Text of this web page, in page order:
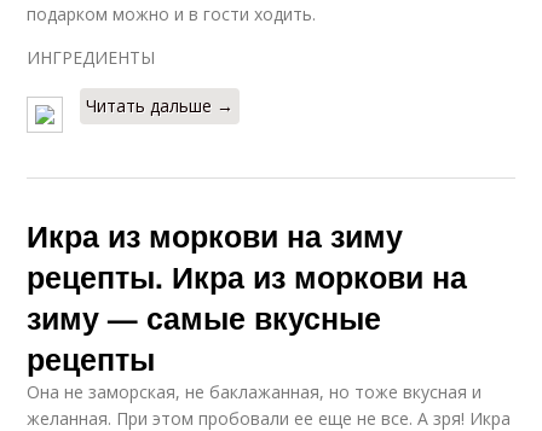
подарком можно и в гости ходить.
ИНГРЕДИЕНТЫ
Читать дальше →
Икра из моркови на зиму
рецепты. Икра из моркови на
зиму — самые вкусные
рецепты
Она не заморская, не баклажанная, но тоже вкусная и
желанная. При этом пробовали ее еще не все. А зря! Икра